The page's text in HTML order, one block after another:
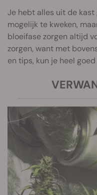
Je hebt alles uit de
mogelijk te kweken,
bloeifase zorgen altijd
zorgen, want met
en tips, kun je heel